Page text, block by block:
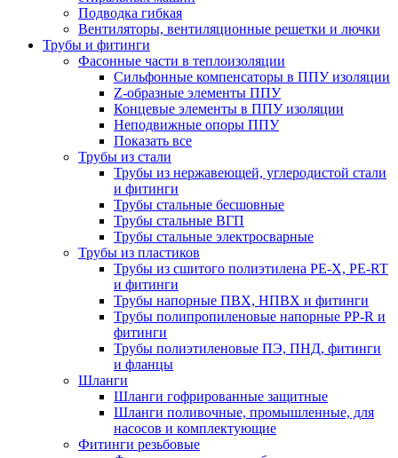
Подводка гибкая
Вентиляторы, вентиляционные решетки и лючки
Трубы и фитинги
Фасонные части в теплоизоляции
Cильфонные компенсаторы в ППУ изоляции
Z-образные элементы ППУ
Концевые элементы в ППУ изоляции
Неподвижные опоры ППУ
Показать все
Трубы из стали
Трубы из нержавеющей, углеродистой стали
и фитинги
Трубы стальные бесшовные
Трубы стальные ВГП
Трубы стальные электросварные
Трубы из пластиков
Трубы из сшитого полиэтилена PE-X, PE-RT
и фитинги
Трубы напорные ПВХ, НПВХ и фитинги
Трубы полипропиленовые напорные PP-R и
фитинги
Трубы полиэтиленовые ПЭ, ПНД, фитинги
и фланцы
Шланги
Шланги гофрированные защитные
Шланги поливочные, промышленные, для
насосов и комплектующие
Фитинги резьбовые